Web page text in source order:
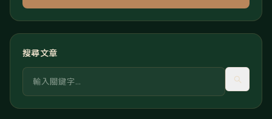
搜尋文章
關鍵字